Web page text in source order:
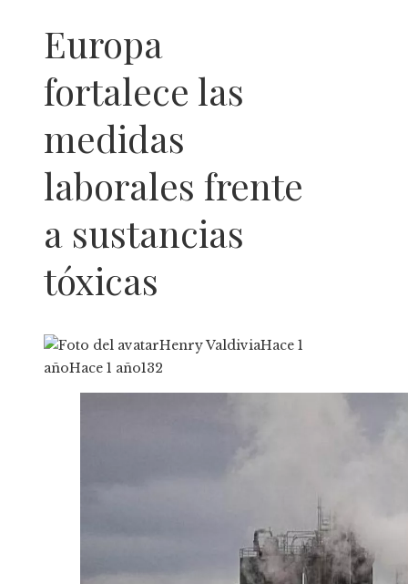
Europa
fortalece las
medidas
laborales frente
a sustancias
tóxicas
Henry ValdiviaHace 1
añoHace 1 año132